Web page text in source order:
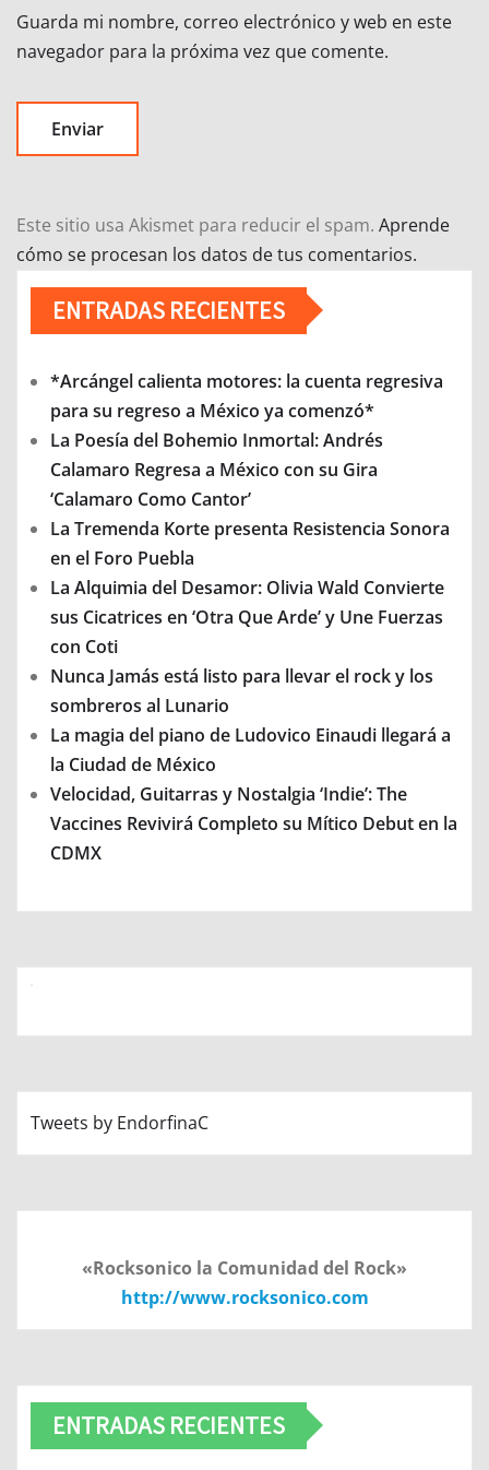
Guarda mi nombre, correo electrónico y web en este
navegador para la próxima vez que comente.
Este sitio usa Akismet para reducir el spam. Aprende
cómo se procesan los datos de tus comentarios.
ENTRADAS RECIENTES
*Arcángel calienta motores: la cuenta regresiva
para su regreso a México ya comenzó*
La Poesía del Bohemio Inmortal: Andrés
Calamaro Regresa a México con su Gira
‘Calamaro Como Cantor’
La Tremenda Korte presenta Resistencia Sonora
en el Foro Puebla
La Alquimia del Desamor: Olivia Wald Convierte
sus Cicatrices en ‘Otra Que Arde’ y Une Fuerzas
con Coti
Nunca Jamás está listo para llevar el rock y los
sombreros al Lunario
La magia del piano de Ludovico Einaudi llegará a
la Ciudad de México
Velocidad, Guitarras y Nostalgia ‘Indie’: The
Vaccines Revivirá Completo su Mítico Debut en la
CDMX
Tweets by EndorfinaC
«Rocksonico la Comunidad del Rock»
http://www.rocksonico.com
ENTRADAS RECIENTES